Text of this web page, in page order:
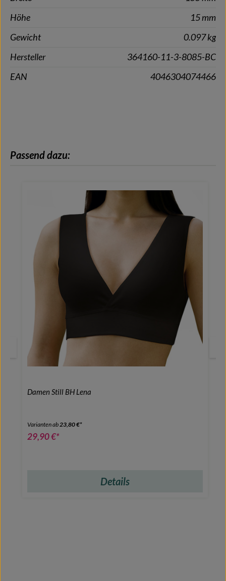
Höhe
15 mm
Gewicht
0.097 kg
Hersteller
364160-11-3-8085-BC
EAN
4046304074466
Produktgalerie überspringen
Passend dazu:
Damen Still BH Lena
Varianten ab 23,80 €*
29,90 €*
Details